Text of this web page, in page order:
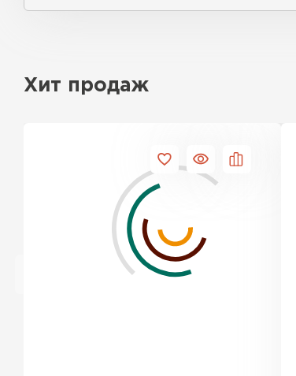
Хит продаж